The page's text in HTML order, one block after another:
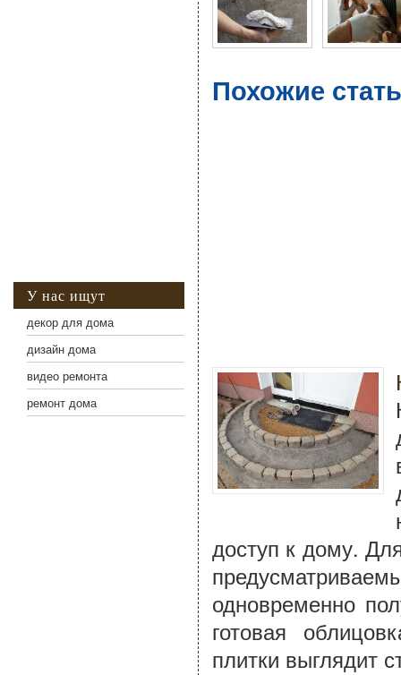
Похожие
доступ к дому.
одновременно
готовая
плитки выглядит
У нас ищут
декор для дома
дизайн дома
видео ремонта
ремонт дома